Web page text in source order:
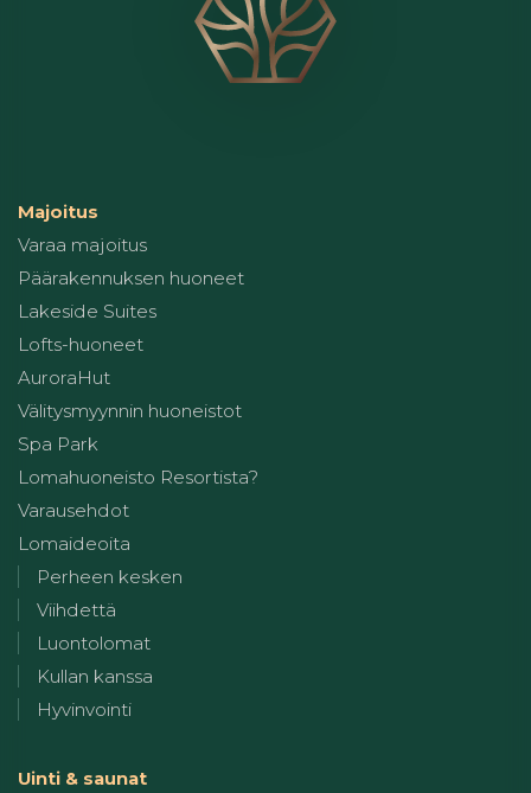
Majoitus
Varaa majoitus
Päärakennuksen huoneet
Lakeside Suites
Lofts-huoneet
AuroraHut
Välitysmyynnin huoneistot
Spa Park
Lomahuoneisto Resortista?
Varausehdot
Lomaideoita
Perheen kesken
Viihdettä
Luontolomat
Kullan kanssa
Hyvinvointi
Uinti & saunat